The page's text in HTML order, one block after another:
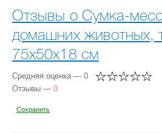
Отзывы о Сумка-
домашних животных,
75x50x18 см
Средняя оценка — 0
Отзывы — 0
Сохранить